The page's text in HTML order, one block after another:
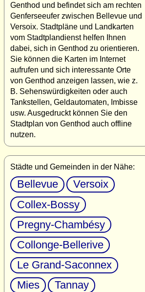
Genthod und befindet sich am rechten
Genferseeufer zwischen Bellevue und
Versoix. Stadtpläne und Landkarten
vom Stadtplandienst helfen Ihnen
dabei, sich in Genthod zu orientieren.
Sie können die Karten im Internet
aufrufen und sich interessante Orte
von Genthod anzeigen lassen, wie z.
B. Sehenswürdigkeiten oder auch
Tankstellen, Geldautomaten, Imbisse
usw. Ausgedruckt können Sie den
Stadtplan von Genthod auch offline
nutzen.
Städte und Gemeinden in der Nähe:
Bellevue
Versoix
Collex-Bossy
Pregny-Chambésy
Collonge-Bellerive
Le Grand-Saconnex
Mies
Tannay